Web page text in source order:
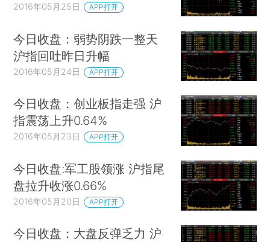
2016年05月25日 APP打开
今日收盘：弱势阴跌一整天
沪指回吐昨日升幅
2016年05月24日 APP打开
今日收盘：创业板指走强 沪
指震荡上升0.64%
2016年05月23日 APP打开
今日收盘:军工股领涨 沪指尾
盘拉升收涨0.66%
2016年05月20日 APP打开
今日收盘：大盘反弹乏力 沪